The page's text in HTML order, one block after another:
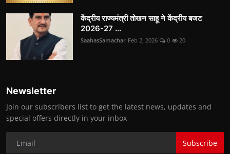
केंद्रीय राज्यमंत्री तोखन साहू ने केंद्रीय बजट
2026-27 ...
SaahasSamachar Feb 2, 2026 0 20
Newsletter
Join our subscribers list to get the latest news, updates and
special offers directly in your inbox
Subscribe